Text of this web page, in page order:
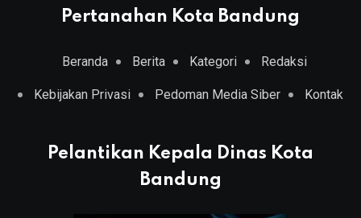
Pertanahan Kota Bandung
Beranda Berita Kategori Redaksi
Kebijakan Privasi Pedoman Media Siber Kontak
Pelantikan Kepala Dinas Kota
Bandung